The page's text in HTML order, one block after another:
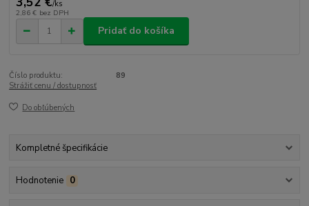
/ks
2,86 € bez DPH
Pridať do košíka
Číslo produktu:
89
Strážiť cenu / dostupnosť
Do obľúbených
Kompletné špecifikácie
Hodnotenie 0